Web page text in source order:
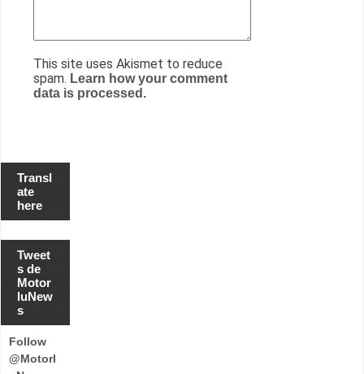
This site uses Akismet to reduce
spam. Learn how your comment
data is processed.
Transl
ate
here
Tweet
s de
Motor
luNew
s
Follow
@Motorl